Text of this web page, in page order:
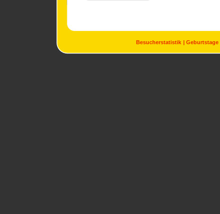
Besucherstatistik Geburtstage